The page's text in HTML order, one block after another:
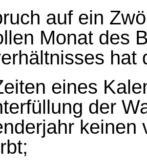
auf ein
Monat des
hat
eines
der
keinen